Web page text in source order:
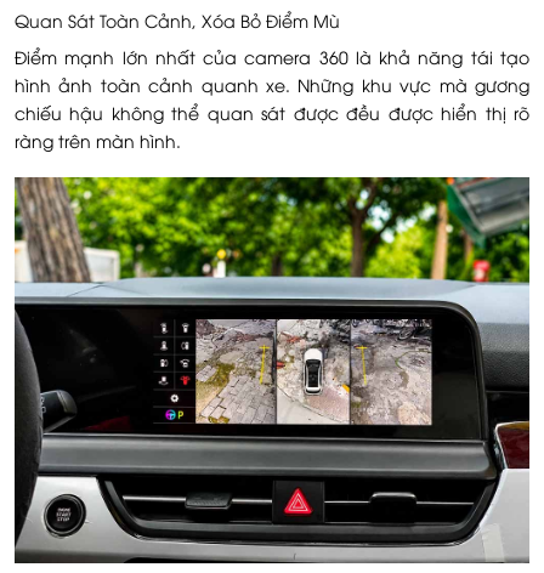
Quan Sát Toàn Cảnh, Xóa Bỏ Điểm Mù
Điểm mạnh lớn nhất của camera 360 là khả năng tái tạo
hình ảnh toàn cảnh quanh xe. Những khu vực mà gương
chiếu hậu không thể quan sát được đều được hiển thị rõ
ràng trên màn hình.